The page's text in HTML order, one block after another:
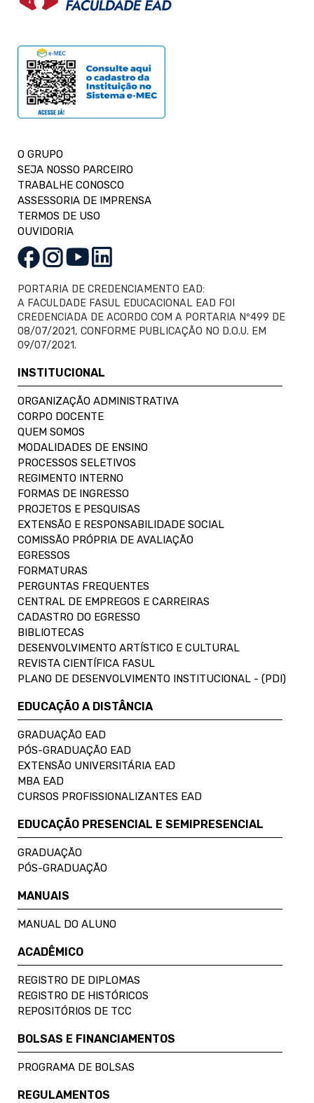
O GRUPO
SEJA NOSSO PARCEIRO
TRABALHE CONOSCO
ASSESSORIA DE IMPRENSA
TERMOS DE USO
OUVIDORIA
PORTARIA DE CREDENCIAMENTO EAD:
A FACULDADE FASUL EDUCACIONAL EAD FOI
CREDENCIADA DE ACORDO COM A PORTARIA Nº499 DE
08/07/2021, CONFORME PUBLICAÇÃO NO D.O.U. EM
09/07/2021.
INSTITUCIONAL
ORGANIZAÇÃO ADMINISTRATIVA
CORPO DOCENTE
QUEM SOMOS
MODALIDADES DE ENSINO
PROCESSOS SELETIVOS
REGIMENTO INTERNO
FORMAS DE INGRESSO
PROJETOS E PESQUISAS
EXTENSÃO E RESPONSABILIDADE SOCIAL
COMISSÃO PRÓPRIA DE AVALIAÇÃO
EGRESSOS
FORMATURAS
PERGUNTAS FREQUENTES
CENTRAL DE EMPREGOS E CARREIRAS
CADASTRO DO EGRESSO
BIBLIOTECAS
DESENVOLVIMENTO ARTÍSTICO E CULTURAL
REVISTA CIENTÍFICA FASUL
PLANO DE DESENVOLVIMENTO INSTITUCIONAL - (PDI)
EDUCAÇÃO A DISTÂNCIA
GRADUAÇÃO EAD
PÓS-GRADUAÇÃO EAD
EXTENSÃO UNIVERSITÁRIA EAD
MBA EAD
CURSOS PROFISSIONALIZANTES EAD
EDUCAÇÃO PRESENCIAL E SEMIPRESENCIAL
GRADUAÇÃO
PÓS-GRADUAÇÃO
MANUAIS
MANUAL DO ALUNO
ACADÊMICO
REGISTRO DE DIPLOMAS
REGISTRO DE HISTÓRICOS
REPOSITÓRIOS DE TCC
BOLSAS E FINANCIAMENTOS
PROGRAMA DE BOLSAS
REGULAMENTOS